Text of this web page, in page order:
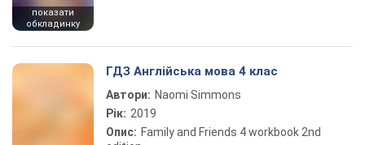
показати
обкладинку
ГДЗ Англійська мова 4 клас
Автори: Naomi Simmons
Рік: 2019
Опис: Family and Friends 4 workbook 2nd